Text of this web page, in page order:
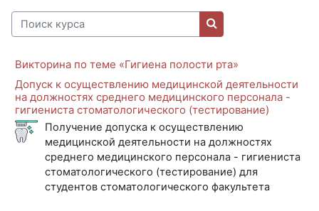
Поиск курса
Поиск курса
Викторина по теме «Гигиена полости рта»
Допуск к осуществлению медицинской деятельности
на должностях среднего медицинского персонала -
гигиениста стоматологического (тестирование)
Получение допуска к осуществлению
медицинской деятельности на должностях
среднего медицинского персонала - гигиениста
стоматологического (тестирование) для
студентов стоматологического факультета